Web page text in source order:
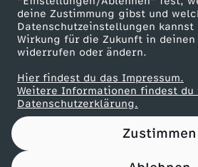
deine Zustimmung gibst und
Datenschutzeinstellungen
Wirkung für die Zukunft in
widerrufen oder ändern.
Hier findest du das Impressum.
Weitere Informationen findest du
Datenschutzerklärung.
Zustimmen
u
h
f
Partner